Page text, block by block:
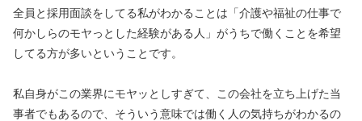
全員と採用面談をしてる私がわかることは「介護や福祉の仕事で
何かしらのモヤっとした経験がある人」がうちで働くことを希望
してる方が多いということです。
私自身がこの業界にモヤッとしすぎて、この会社を立ち上げた当
事者でもあるので、そういう意味では働く人の気持ちがわかるの